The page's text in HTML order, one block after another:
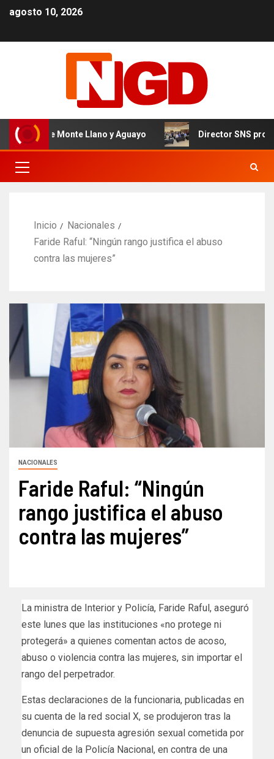
agosto 10, 2026
de Monte Llano y Aguayo Director SNS proyecta
Inicio
Nacionales
Faride Raful: “Ningún rango justifica el abuso
contra las mujeres”
NACIONALES
Faride Raful: “Ningún
rango justifica el abuso
contra las mujeres”
La ministra de Interior y Policía, Faride Raful, aseguró
este lunes que las instituciones «no protege ni
protegerá» a quienes comentan actos de acoso,
abuso o violencia contra las mujeres, sin importar el
rango del perpetrador.
Estas declaraciones de la funcionaria, publicadas en
su cuenta de la red social X, se produjeron tras la
denuncia de supuesta agresión sexual cometida por
un oficial de la Policía Nacional, en contra de una